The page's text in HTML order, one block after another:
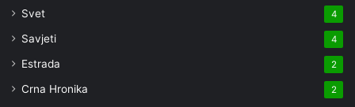
Svet 4
Savjeti 4
Estrada 2
Crna Hronika 2